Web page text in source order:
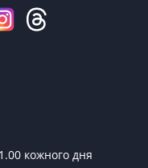
двері
годин, за умови
викликати
кожного дня